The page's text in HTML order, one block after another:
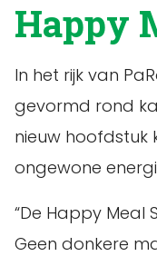
Happy
In het rijk van
gevormd rond
nieuw hoofdstuk
ongewone
“De Happy Meal
Geen donkere